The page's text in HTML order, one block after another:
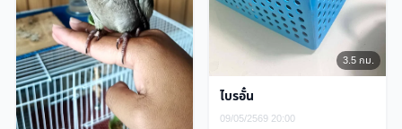
3.5 กม.
ไบรอั๋น
09/05/2569 20:00